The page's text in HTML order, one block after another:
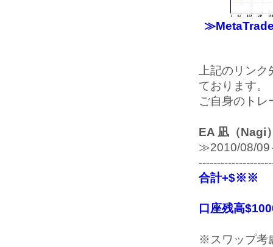
上記のリン
ております。
ご自身のトレ
EA 凪（Nagi
≫2010/08/
合計+$※※
口座残高
※スワップ考